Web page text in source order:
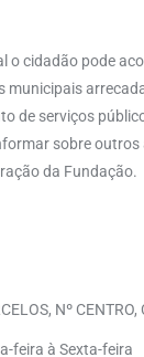
o cidadão pode
municipais
de serviços
sobre
da Fundação.
Nº
feira à Sexta-feira